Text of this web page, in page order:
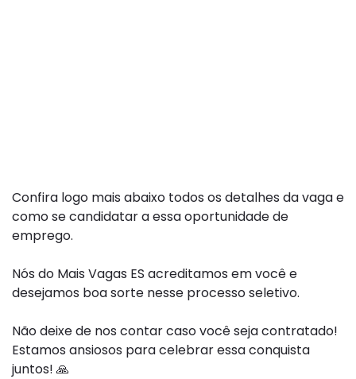
Confira logo mais abaixo todos os detalhes da vaga e
como se candidatar a essa oportunidade de
emprego.
Nós do Mais Vagas ES acreditamos em você e
desejamos boa sorte nesse processo seletivo.
Não deixe de nos contar caso você seja contratado!
Estamos ansiosos para celebrar essa conquista
juntos! 🙏